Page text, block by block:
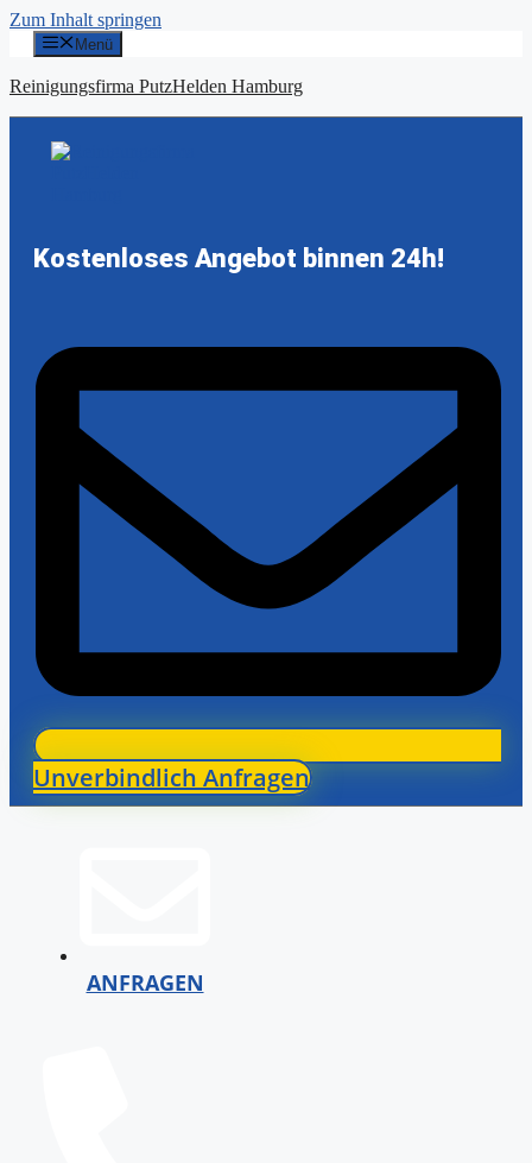
Zum Inhalt springen
Menü
Reinigungsfirma PutzHelden Hamburg
Kostenloses Angebot binnen 24h!
Unverbindlich Anfragen
ANFRAGEN